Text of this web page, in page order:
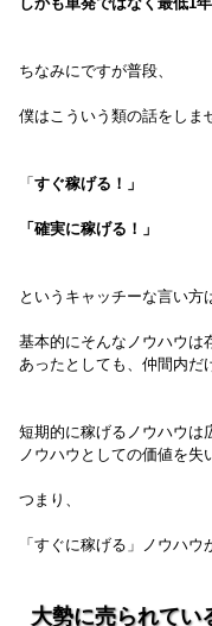
ちなみにですが普段、
僕はこういう類の話をしま
「 すぐ稼げる！」
「確実に稼げる！」
というキャッチーな言い方
基本的にそんなノウハウは
あったとしても、仲間内だ
短期的に稼げるノウハウは
ノウハウとしての価値を失
つまり、
「すぐに稼げる」ノウハウ
大勢に売られてい